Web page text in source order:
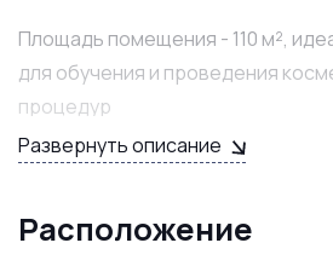
Площадь помещения - 110 м²,
для обучения и проведения
процедур
Цена бизнеса с помещением - 14
Преимущества
Развернуть описание
Расположение